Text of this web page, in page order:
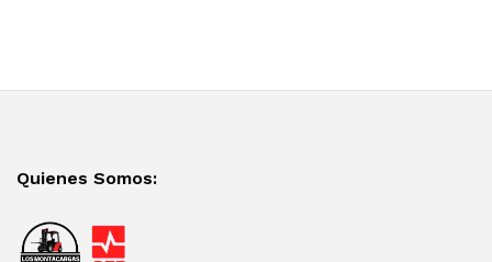
Quienes Somos: